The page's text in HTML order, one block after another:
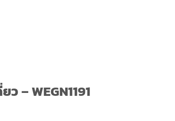
– WEGN1191